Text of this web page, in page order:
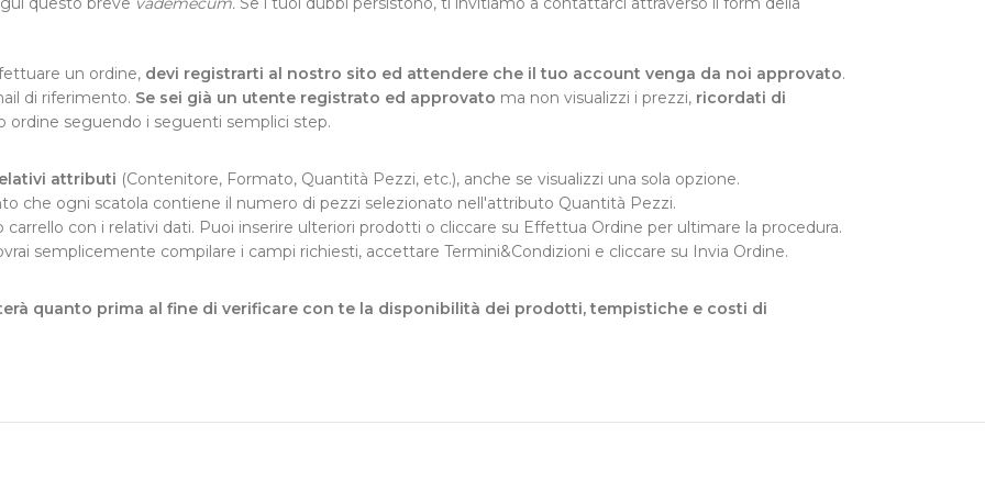
un ordine, devi registrarti al nostro sito ed attendere che il tuo account venga da noi approvato.
di riferimento. Se sei già un utente registrato ed approvato ma non visualizzi i prezzi, ricordati di
ordine seguendo i seguenti semplici step.
attributi (Contenitore, Formato, Quantità Pezzi, etc.), anche se visualizzi una sola opzione.
che ogni scatola contiene il numero di pezzi selezionato nell'attributo Quantità Pezzi.
carrello con i relativi dati. Puoi inserire ulteriori prodotti o cliccare su Effettua Ordine per ultimare la procedura.
semplicemente compilare i campi richiesti, accettare Termini&Condizioni e cliccare su Invia Ordine.
quanto prima al fine di verificare con te la disponibilità dei prodotti, tempistiche e costi di